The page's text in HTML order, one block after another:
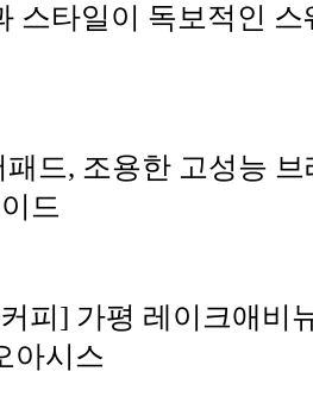
스타일이 독보적인 스
드, 조용한 고성능 브
드
피] 가평 레이크애비
아시스